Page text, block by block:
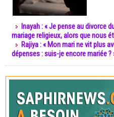
Inayah : « Je pense au divorce
mariage religieux, alors que nous
Rajiya : « Mon mari ne vit plus
dépenses : suis-je encore mariée ?